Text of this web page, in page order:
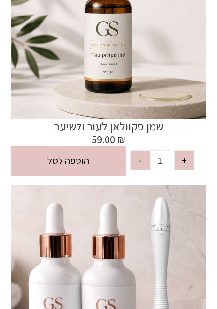
שמן סקוולאן לעור ולשיער
59.00 ₪
- + הוספה לסל